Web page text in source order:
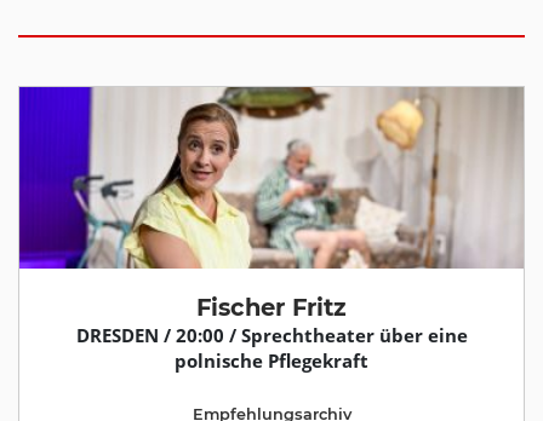
Fischer Fritz
DRESDEN / 20:00 / Sprechtheater über eine
polnische Pflegekraft
Empfehlungsarchiv